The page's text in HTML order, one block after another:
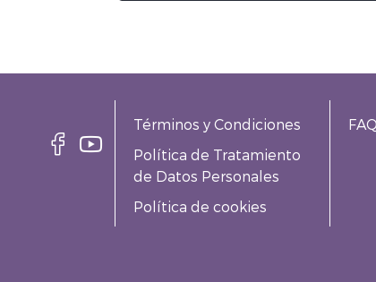
Términos y Condiciones
Política de Tratamiento
de Datos Personales
Política de cookies
FAQ